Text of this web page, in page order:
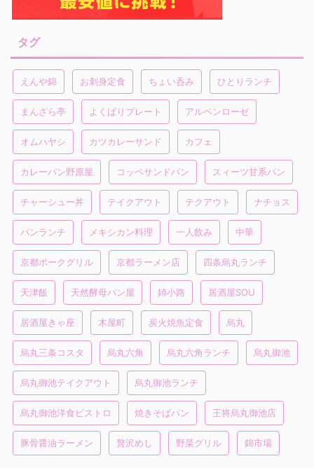
タグ
えんや錦 お刺身定食 ちょい呑み ひとりランチ
まんざら亭 よくばりプレート アルペンローゼ
オムハヤシ カツカレーサンド カフェ
カレーパン野原屋 コッペサンドパン スィーツ甘系パン
チャーシュー丼 テイクアウト テクアウト ナチョス
パンランチ メキシカン料理 一人飲み 中華
京都ポークグリル 京都ラーメン店 四条烏丸ランチ
天津飯 天然酵母パン屋 姉小路 居酒屋SOU
居酒屋きゃ座 木屋町 炭火焼魚定食 烏丸
烏丸三条コスタ 烏丸六角 烏丸六角ランチ 烏丸御池
烏丸御池テイクアウト 烏丸御池ランチ
烏丸御池洋食ビストロ 焼きそばパン 王将烏丸御池店
豚骨醤油ラーメン 贅沢めし 野菜グリル 錦市場